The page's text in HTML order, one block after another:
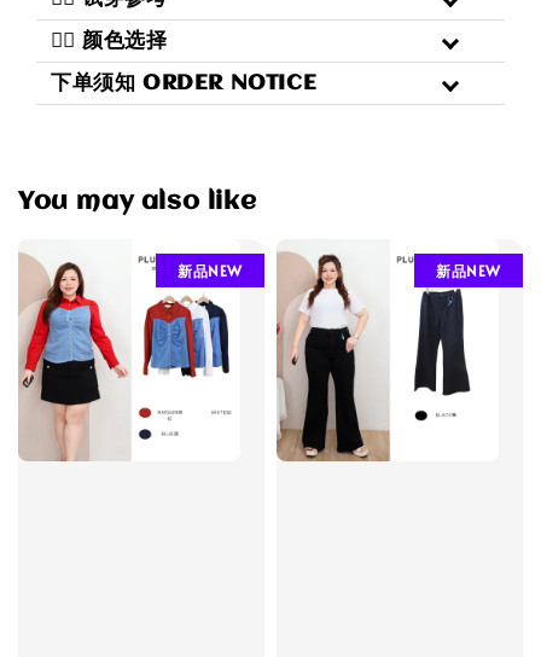
五️⃣ 颜色选择
下单须知 ORDER NOTICE
You may also like
新品NEW 新品NEW